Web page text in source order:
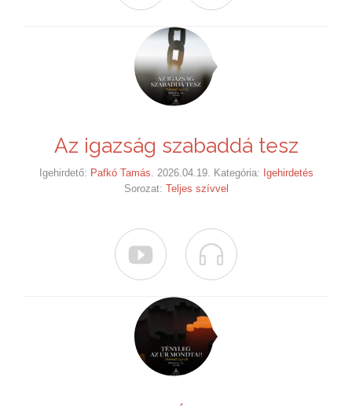
Az igazság szabaddá tesz
Igehirdető: Pafkó Tamás . 2026.04.19. Kategória: Igehirdetés
Sorozat: Teljes szívvel
 